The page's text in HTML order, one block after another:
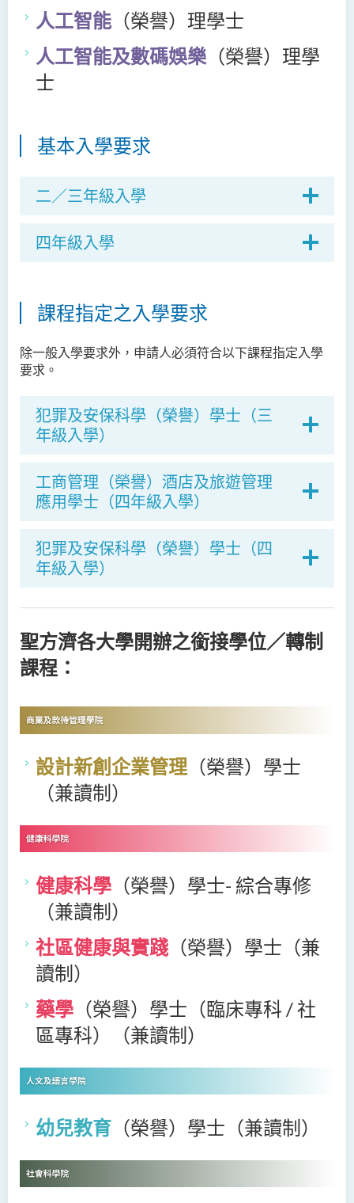
人工智能（榮譽）理學士
人工智能及數碼娛樂 （榮譽）理學
士
基本入學要求
二／三年級入學
四年級入學
課程指定之入學要求
除一般入學要求外，申請人必須符合以下課程指定入學
要求。
犯罪及安保科學（榮譽）學士（三
年級入學）
工商管理（榮譽）酒店及旅遊管理
應用學士（四年級入學）
犯罪及安保科學（榮譽）學士（四
年級入學）
聖方濟各大學開辦之銜接學位／轉制
課程：
設計新創企業管理 （榮譽）學士
（兼讀制）
健康科學 （榮譽） 學士- 綜合專修
（兼讀制）
社區健康與實踐（榮譽） 學士（兼
讀制）
藥學 （榮譽） 學士（臨床專科 / 社
區專科）（兼讀制）
幼兒教育 （榮譽） 學士（兼讀制）